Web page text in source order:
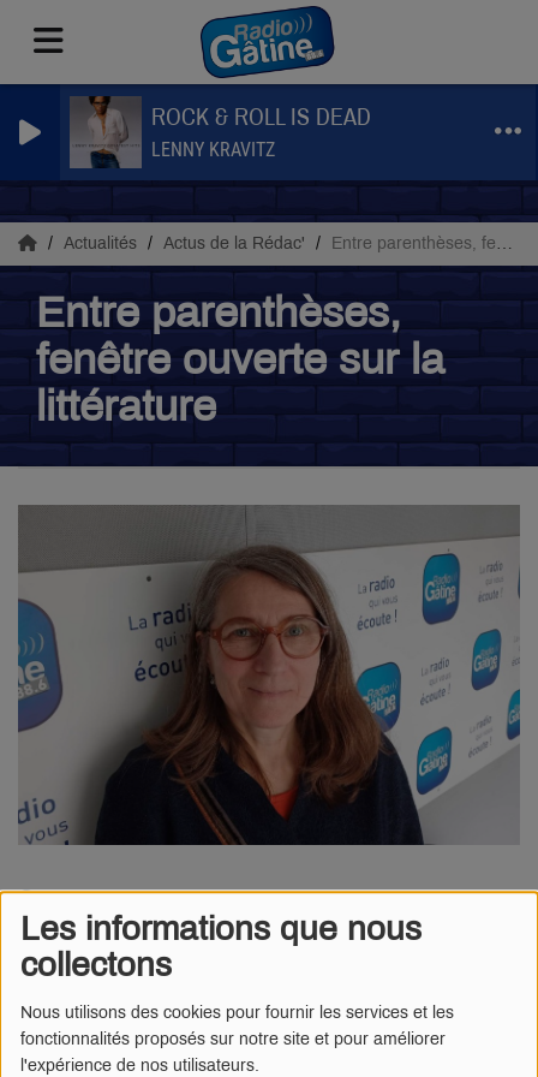
Les informations que nous
collectons
Nous utilisons des cookies pour fournir les services et les
fonctionnalités proposés sur notre site et pour améliorer
l'expérience de nos utilisateurs.
ROCK & ROLL IS DEAD
LENNY KRAVITZ
Actualités Actus de la Rédac' Entre parenthèses, fenêtre ouverte sur la littérature
Entre parenthèses,
fenêtre ouverte sur la
littérature
24 AVRIL 2025
Notre Balade en Gâtine du jour est en compagnie
d'Isabelle Grosse, autrice de textes poétiques née à
Parthenay dont le chemin a croisé la librairie L'Iréel, à
Coulonges-sur-l'Autize, et sa gérante Alice. L'idée
d'ateliers d'écriture a paru évidente, et Isabelle